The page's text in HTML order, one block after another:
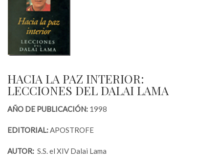
HACIA LA PAZ INTERIOR:
LECCIONES DEL DALAI LAMA
AÑO DE PUBLICACIÓN: 1998
EDITORIAL:APOSTROFE
AUTOR: S.S. el XIV Dalai Lama